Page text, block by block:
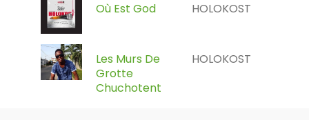
Où Est God HOLOKOST
Les Murs De
Grotte
Chuchotent
HOLOKOST